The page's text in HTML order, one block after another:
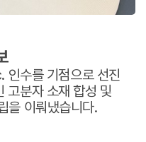
수를 기점으로 선진
고분자 소재 합성 및
을 이뤄냈습니다.